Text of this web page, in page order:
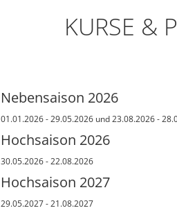
KURSE &
Nebensaison 2026
01.01.2026 - 29.05.2026 und 23.08.2026 -
Hochsaison 2026
30.05.2026 - 22.08.2026
Hochsaison 2027
29.05.2027 - 21.08.2027